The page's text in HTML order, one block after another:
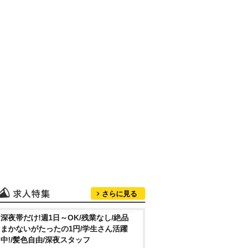
さらに見る
深夜帯だけ!週1日～OK/残業なし/絶品
まかないがたったの1円/学生さん活躍
中!/髪色自由/深夜スタッフ